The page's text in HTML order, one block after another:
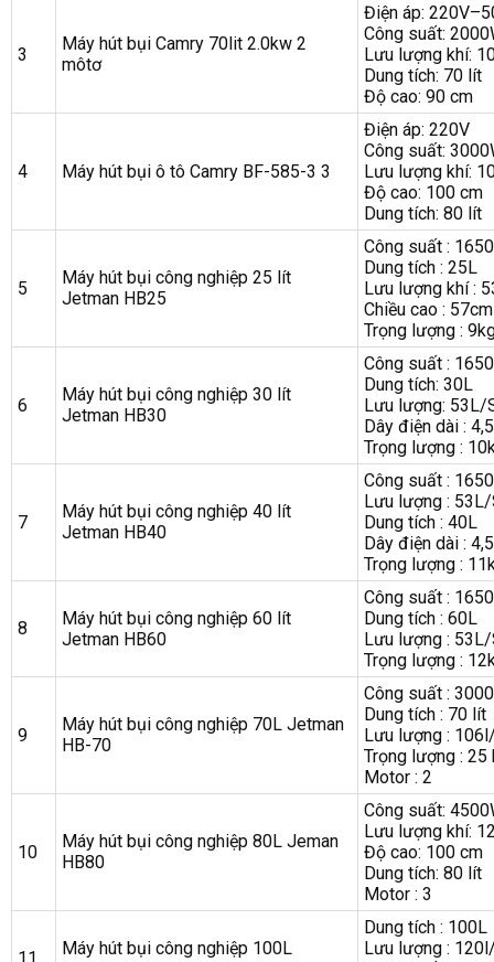
3
Máy hút bụi Camry 70lit 2.0kw 2
môtơ
Điện áp:
Công suất:
Lưu lượng khí:
Dung tích: 70 lít
Độ cao: 90 cm
4 Máy hút bụi ô tô Camry BF-585-3 3
Điện áp: 220V
Công suất:
Lưu lượng khí:
Độ cao: 100 cm
Dung tích: 80 lít
5
Máy hút bụi công nghiệp 25 lít
Jetman HB25
Công suất :
Dung tích : 25L
Lưu lượng khí :
Chiều cao : 57cm
Trọng lượng :
6
Máy hút bụi công nghiệp 30 lít
Jetman HB30
Công suất :
Dung tích: 30L
Lưu lượng: 53L/
Dây điện dài :
Trọng lượng :
7
Máy hút bụi công nghiệp 40 lít
Jetman HB40
Công suất :
Lưu lượng :
Dung tích : 40L
Dây điện dài :
Trọng lượng :
8
Máy hút bụi công nghiệp 60 lít
Jetman HB60
Công suất :
Dung tích : 60L
Lưu lượng :
Trọng lượng :
9
Máy hút bụi công nghiệp 70L Jetman
HB-70
Công suất :
Dung tích : 70 lít
Lưu lượng :
Trọng lượng : 25
Motor : 2
10
Máy hút bụi công nghiệp 80L Jeman
HB80
Công suất:
Lưu lượng khí:
Độ cao: 100 cm
Dung tích: 80 lít
Motor : 3
11
Máy hút bụi công nghiệp 100L
Dung tích : 100L
Lưu lượng :